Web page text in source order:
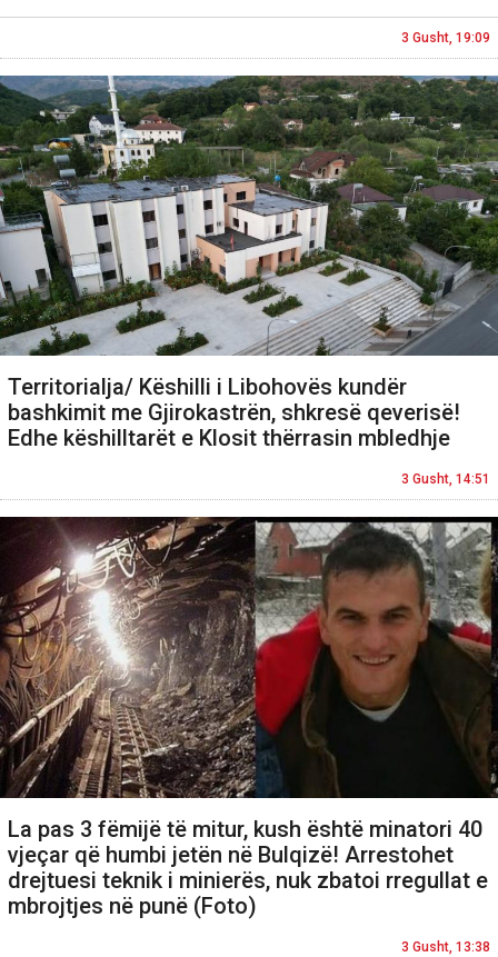
3 Gusht, 19:09
Territorialja/ Këshilli i Libohovës kundër
bashkimit me Gjirokastrën, shkresë qeverisë!
Edhe këshilltarët e Klosit thërrasin mbledhje
3 Gusht, 14:51
La pas 3 fëmijë të mitur, kush është minatori 40
vjeçar që humbi jetën në Bulqizë! Arrestohet
drejtuesi teknik i minierës, nuk zbatoi rregullat e
mbrojtjes në punë (Foto)
3 Gusht, 13:38